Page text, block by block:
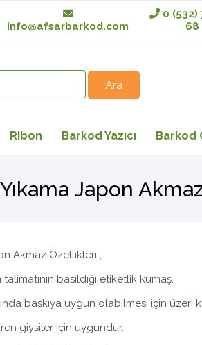
info@afsarbarkod.com
0 (532)
68
Ribon Barkod Yazıcı Barkod
Japon
Akmaz Özellikleri ;
basıldığı etiketlik kumaş.
baskıya uygun olabilmesi için üzeri
giysiler için uygundur.